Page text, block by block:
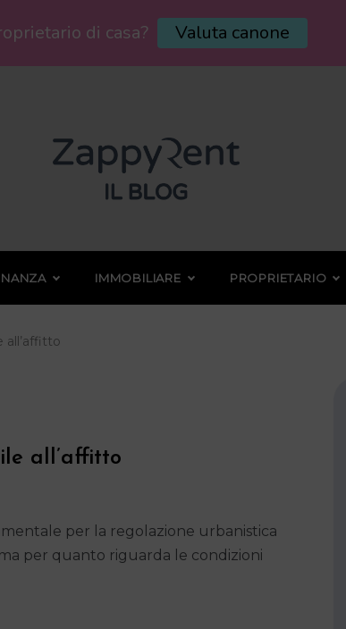
IMMOBILIARE PROPRIETARIO
all’affitto
all’affitto
per la regolazione urbanistica
per quanto riguarda le condizioni
di casa? Valuta canone